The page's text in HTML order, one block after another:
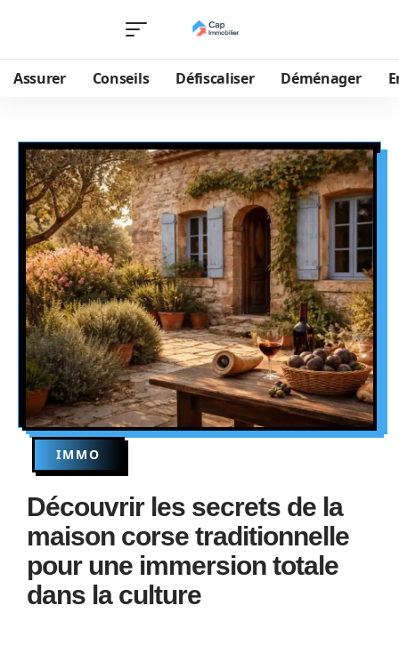
Assurer Conseils Défiscaliser Déménager
IMMO
Découvrir les secrets de la
maison corse traditionnelle
pour une immersion totale
dans la culture